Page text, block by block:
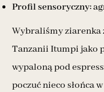
Profil sensoryczny:
Wybraliśmy ziarenka
Tanzanii Itumpi jako
wypaloną pod
poczuć nieco słońca w